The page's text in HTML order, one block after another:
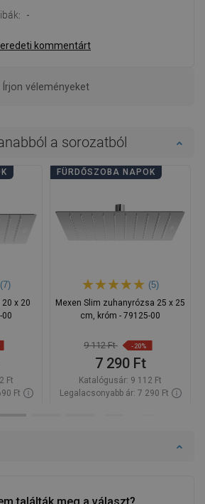
-
kommentárt
Írjon véleményeket
a sorozatból
(7)
x 20
00
Ft
Ft
FÜRDŐSZOBA NAPOK
(5)
Mexen Slim zuhanyrózsa 25 x 25
cm, króm - 79125-00
9 112 Ft -20%
7 290 Ft
Katalógusár: 9 112 Ft
Legalacsonyabb ár: 7 290 Ft